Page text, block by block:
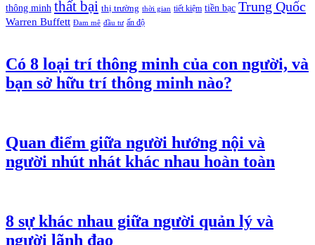
thông minh thất bại thị trường thời gian tiết kiệm tiền bạc Trung Quốc
Warren Buffett Đam mê đầu tư ấn độ
Có 8 loại trí thông minh của con người, và
bạn sở hữu trí thông minh nào?
Quan điểm giữa người hướng nội và
người nhút nhát khác nhau hoàn toàn
8 sự khác nhau giữa người quản lý và
người lãnh đạo